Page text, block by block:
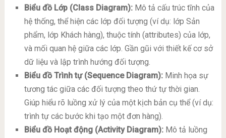
Biểu đồ Lớp (Class Diagram):Mô tả cấu trúc tĩnh của
hệ thống, thể hiện các lớp đối tượng (ví dụ: lớp Sản
phẩm, lớp Khách hàng), thuộc tính (attributes) của lớp,
và mối quan hệ giữa các lớp. Gần gũi với thiết kế cơ sở
dữ liệu và lập trình hướng đối tượng.
Biểu đồ Trình tự (Sequence Diagram):Minh họa sự
tương tác giữa các đối tượng theo thứ tự thời gian.
Giúp hiểu rõ luồng xử lý của một kịch bản cụ thể (ví dụ:
trình tự các bước khi tạo một đơn hàng).
Biểu đồ Hoạt động (Activity Diagram):Mô tả luồng